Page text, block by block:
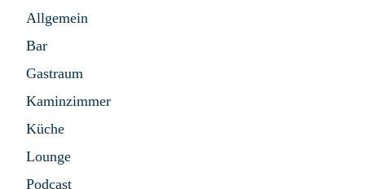
Allgemein
Bar
Gastraum
Kaminzimmer
Küche
Lounge
Podcast